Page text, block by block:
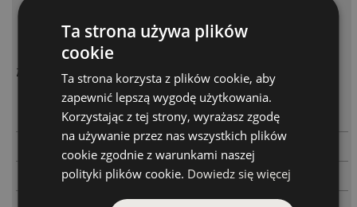
Zaprojektowane i wykonane ręcznie w Park Falls, USA
Zastosowane technologie:
CENA
1 377.00 PLN - + PARAMETRY
1 317.00 PLN - +
VTC72MHMF 1 317.00 PLN - + PARAMETRY
Ta strona używa plików
cookie
Ta strona korzysta z plików cookie, aby
zapewnić lepszą wygodę użytkowania.
Korzystając z tej strony, wyrażasz zgodę
na używanie przez nas wszystkich plików
cookie zgodnie z warunkami naszej
polityki plików cookie. Dowiedz się więcej